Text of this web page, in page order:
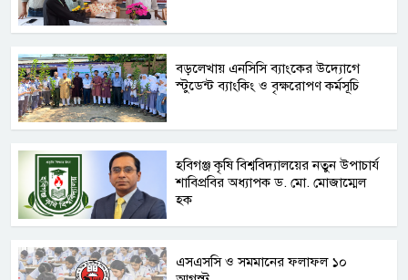
বড়লেখায় এনসিসি ব্যাংকের উদ্যোগে
স্টুডেন্ট ব্যাংকিং ও বৃক্ষরোপণ কর্মসূচি
হবিগঞ্জ কৃষি বিশ্ববিদ্যালয়ের নতুন উপাচার্য
শাবিপ্রবির অধ্যাপক ড. মো. মোজাম্মেল
হক
এসএসসি ও সমমানের ফলাফল ১০